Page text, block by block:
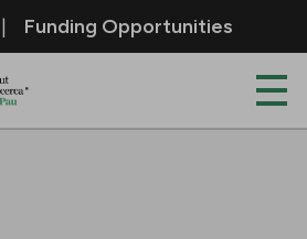
Funding Opportunities